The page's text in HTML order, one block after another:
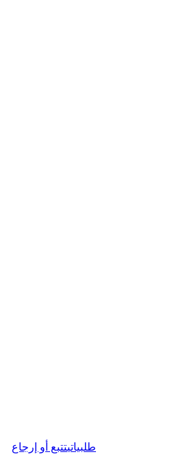
طلبياتيتتبع أو إرجاع